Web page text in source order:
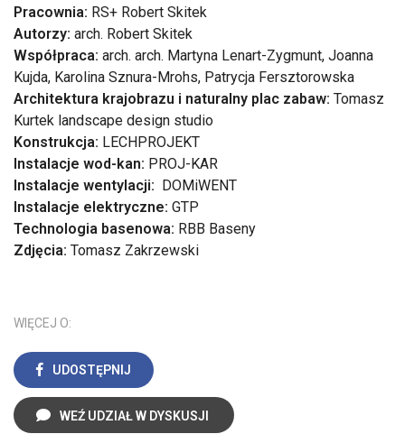
Pracownia: RS+ Robert Skitek
Autorzy: arch. Robert Skitek
Współpraca: arch. arch. Martyna Lenart-Zygmunt, Joanna
Kujda, Karolina Sznura-Mrohs, Patrycja Fersztorowska
Architektura krajobrazu i naturalny plac zabaw: Tomasz
Kurtek landscape design studio
Konstrukcja: LECHPROJEKT
Instalacje wod-kan: PROJ-KAR
Instalacje wentylacji: DOMiWENT
Instalacje elektryczne: GTP
Technologia basenowa: RBB Baseny
Zdjęcia: Tomasz Zakrzewski
WIĘCEJ O:
UDOSTĘPNIJ
WEŹ UDZIAŁ W DYSKUSJI